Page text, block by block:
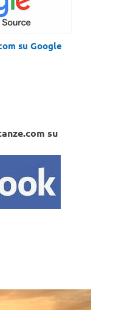
su Google
su